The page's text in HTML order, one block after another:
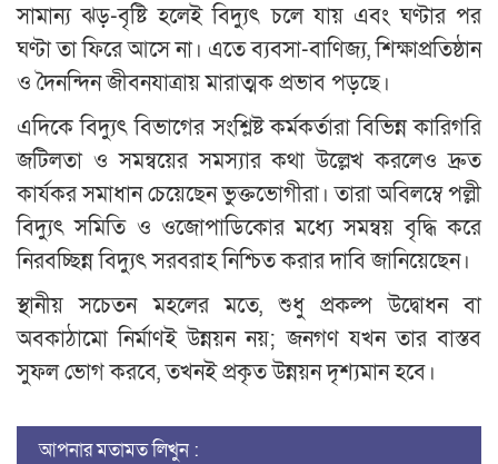
সামান্য ঝড়-বৃষ্টি হলেই বিদ্যুৎ চলে যায় এবং ঘণ্টার পর
ঘণ্টা তা ফিরে আসে না। এতে ব্যবসা-বাণিজ্য, শিক্ষাপ্রতিষ্ঠান
ও দৈনন্দিন জীবনযাত্রায় মারাত্মক প্রভাব পড়ছে।
এদিকে বিদ্যুৎ বিভাগের সংশ্লিষ্ট কর্মকর্তারা বিভিন্ন কারিগরি
জটিলতা ও সমন্বয়ের সমস্যার কথা উল্লেখ করলেও দ্রুত
কার্যকর সমাধান চেয়েছেন ভুক্তভোগীরা। তারা অবিলম্বে পল্লী
বিদ্যুৎ সমিতি ও ওজোপাডিকোর মধ্যে সমন্বয় বৃদ্ধি করে
নিরবচ্ছিন্ন বিদ্যুৎ সরবরাহ নিশ্চিত করার দাবি জানিয়েছেন।
স্থানীয় সচেতন মহলের মতে, শুধু প্রকল্প উদ্বোধন বা
অবকাঠামো নির্মাণই উন্নয়ন নয়; জনগণ যখন তার বাস্তব
সুফল ভোগ করবে, তখনই প্রকৃত উন্নয়ন দৃশ্যমান হবে।
আপনার মতামত লিখুন :